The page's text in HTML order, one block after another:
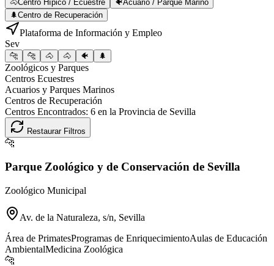
🐴Centro Hípico / Ecuestre 🐠Acuario / Parque Marino
🌲Centro de Recuperación
Plataforma de Información y Empleo
Sev
🐆 🐆 🐴 🐴 🐠 🌲
Zoológicos y Parques
Centros Ecuestres
Acuarios y Parques Marinos
Centros de Recuperación
Centros Encontrados: 6 en la Provincia de Sevilla
Restaurar Filtros
🐆
Parque Zoológico y de Conservación de Sevilla
Zoológico Municipal
Av. de la Naturaleza, s/n, Sevilla
Área de PrimatesProgramas de EnriquecimientoAulas de Educación
AmbientalMedicina Zoológica
🐆